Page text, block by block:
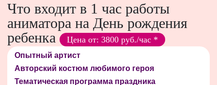
Что входит в 1 час работы
аниматора на День рождения
ребенка
Цена от: 3800 руб./час *
Опытный артист
Авторский костюм любимого героя
Тематическая программа праздника